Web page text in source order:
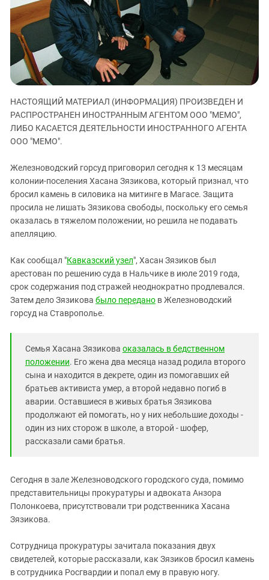
ЗАСТАВЛЯЕТ
КАВКАЗ ЗА ПАЛЕСТИНУ
ИНАКОМЫСЛИЕ В ЧЕЧНЕ
ПРЕСЛЕДОВАНИЕ АКТИВИСТОВ
МОБИЛИЗАЦИЯ И ПРОТЕСТЫ
Дагестан
Ингушетия
Кабардино-Балкария
Калмыкия
Карачаево-Черкесия
Краснодарский край
Российская Федерация
Северная Осетия - Алания
СКФО
Чечня
Южный Кавказ
ЮФО
НАСТОЯЩИЙ МАТЕРИАЛ (ИНФОРМАЦИЯ) ПРОИЗВЕДЕН И
РАСПРОСТРАНЕН ИНОСТРАННЫМ АГЕНТОМ ООО "МЕМО",
ЛИБО КАСАЕТСЯ ДЕЯТЕЛЬНОСТИ ИНОСТРАННОГО АГЕНТА
ООО "МЕМО".
Железноводский горсуд приговорил сегодня к 13 месяцам
колонии-поселения Хасана Зязикова, который признал, что
бросил камень в силовика на митинге в Магасе. Защита
просила не лишать Зязикова свободы, поскольку его семья
оказалась в тяжелом положении, но решила не подавать
апелляцию.
Как сообщал "Кавказский узел", Хасан Зязиков был
арестован по решению суда в Нальчике в июле 2019 года,
срок содержания под стражей неоднократно продлевался.
Затем дело Зязикова было передано в Железноводский
горсуд на Ставрополье.
Семья Хасана Зязикова оказалась в бедственном
положении. Его жена два месяца назад родила второго
сына и находится в декрете, один из помогавших ей
братьев активиста умер, а второй недавно погиб в
аварии. Оставшиеся в живых братья Зязикова
продолжают ей помогать, но у них небольшие доходы -
один из них сторож в школе, а второй - шофер,
рассказали сами братья.
Сегодня в зале Железноводского городского суда, помимо
представительницы прокуратуры и адвоката Анзора
Полонкоева, присутствовали три родственника Хасана
Зязикова.
Сотрудница прокуратуры зачитала показания двух
свидетелей, которые рассказали, как Зязиков бросил камень
в сотрудника Росгвардии и попал ему в правую ногу.